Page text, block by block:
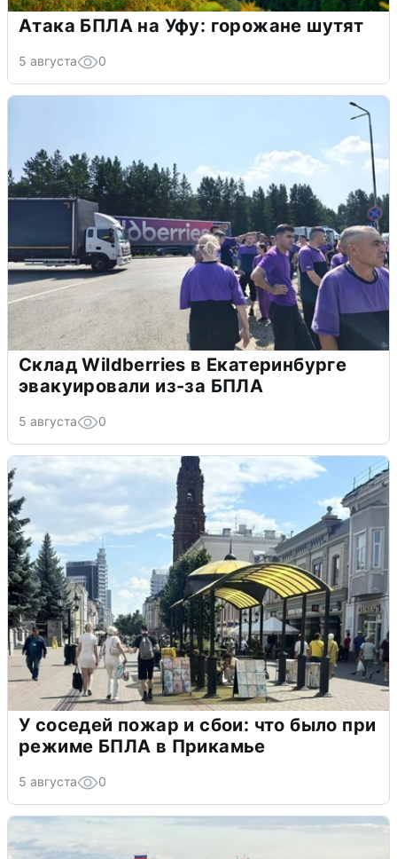
Атака БПЛА на Уфу: горожане шутят
5 августа 0
Склад Wildberries в Екатеринбурге
эвакуировали из-за БПЛА
5 августа 0
У соседей пожар и сбои: что было при
режиме БПЛА в Прикамье
5 августа 0